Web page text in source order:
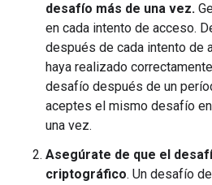
desafío más de una vez.
en cada intento de acceso.
después de cada intento de
haya realizado
desafío después de un
aceptes el mismo desafío
una vez.
Asegúrate de que el
criptográfico. Un desafío